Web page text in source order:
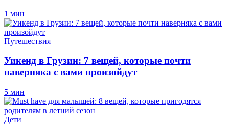
1 мин
Путешествия
Уикенд в Грузии: 7 вещей, которые почти
наверняка с вами произойдут
5 мин
Дети